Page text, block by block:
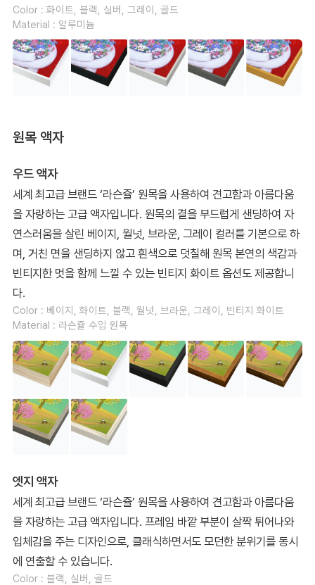
Color : 화이트, 블랙, 실버, 그레이, 골드
Material : 알루미늄
원목 액자
우드 액자
세계 최고급 브랜드 ‘라슨쥴’ 원목을 사용하여 견고함과 아름다움
을 자랑하는 고급 액자입니다. 원목의 결을 부드럽게 샌딩하여 자
연스러움을 살린 베이지, 월넛, 브라운, 그레이 컬러를 기본으로 하
며, 거친 면을 샌딩하지 않고 흰색으로 덧칠해 원목 본연의 색감과
빈티지한 멋을 함께 느낄 수 있는 빈티지 화이트 옵션도 제공합니
다.
Color : 베이지, 화이트, 블랙, 월넛, 브라운, 그레이, 빈티지 화이트
Material : 라슨쥴 수입 원목
엣지 액자
세계 최고급 브랜드 ‘라슨쥴’ 원목을 사용하여 견고함과 아름다움
을 자랑하는 고급 액자입니다. 프레임 바깥 부분이 살짝 튀어나와
입체감을 주는 디자인으로, 클래식하면서도 모던한 분위기를 동시
에 연출할 수 있습니다.
Color : 블랙, 실버, 골드